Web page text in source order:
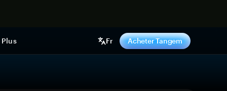
Plus Fr Acheter Tangem